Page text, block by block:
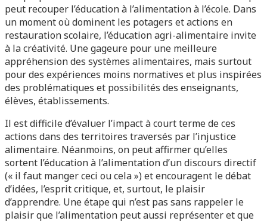
peut recouper l’éducation à l’alimentation à l’école. Dans
un moment où dominent les potagers et actions en
restauration scolaire, l’éducation agri-alimentaire invite
à la créativité. Une gageure pour une meilleure
appréhension des systèmes alimentaires, mais surtout
pour des expériences moins normatives et plus inspirées
des problématiques et possibilités des enseignants,
élèves, établissements.
Il est difficile d’évaluer l’impact à court terme de ces
actions dans des territoires traversés par l’injustice
alimentaire. Néanmoins, on peut affirmer qu’elles
sortent l’éducation à l’alimentation d’un discours directif
(« il faut manger ceci ou cela ») et encouragent le débat
d’idées, l’esprit critique, et, surtout, le plaisir
d’apprendre. Une étape qui n’est pas sans rappeler le
plaisir que l’alimentation peut aussi représenter et que